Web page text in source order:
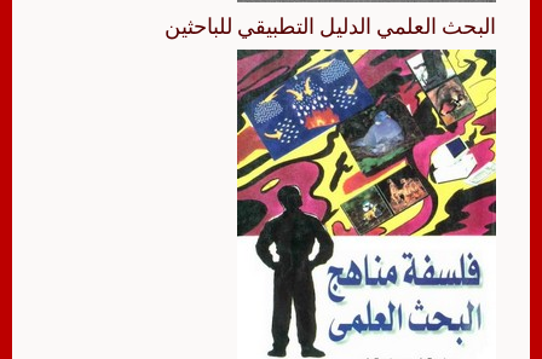
البحث العلمي الدليل التطبيقي للباحثين